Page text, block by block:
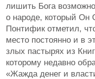
лишить Бога
о народе, который Он
Понтифик отметил,
место постоянно и в
злых пастырях из
которому недавно
«Жажда денег и